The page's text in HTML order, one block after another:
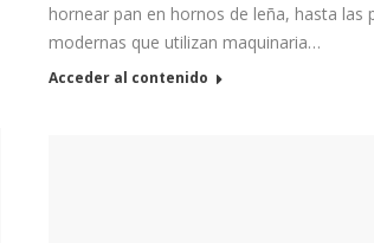
hornear pan en hornos de leña, hasta las
modernas que utilizan maquinaria…
Acceder al contenido